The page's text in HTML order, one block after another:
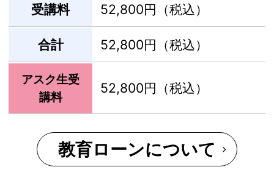
受講料 52,800円（税込）
合計 52,800円（税込）
アスク生受
講料
52,800円（税込）
教育ローンについて